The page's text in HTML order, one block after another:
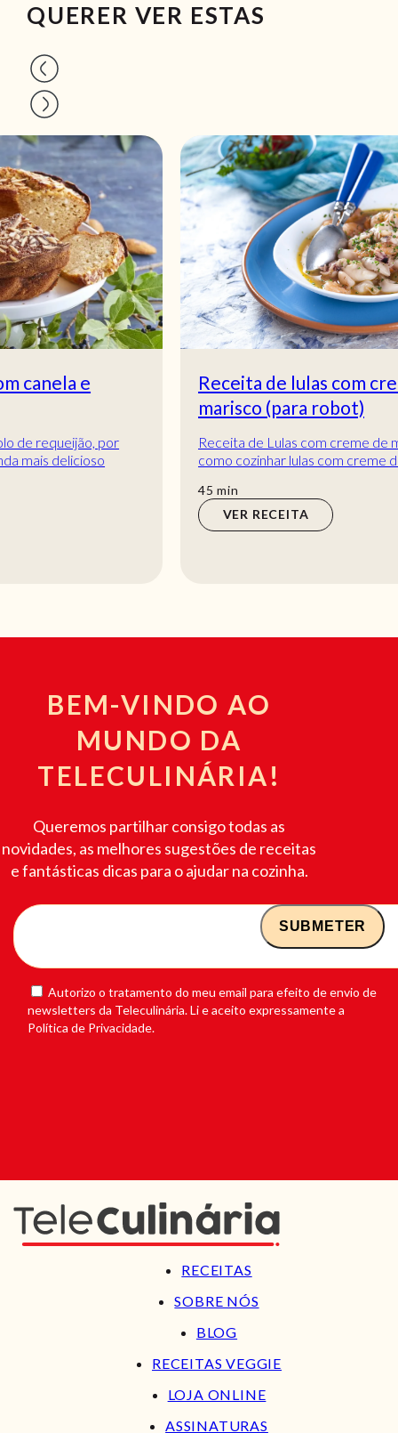
QUERER VER ESTAS
Receita de lulas com creme de
marisco (para robot)
Receita de Lulas com creme de marisco. Descubra
como cozinhar lulas com creme de marisco de
BEM-VINDO AO
MUNDO DA
TELECULINÁRIA!
Queremos partilhar consigo todas as
novidades, as melhores sugestões de receitas
e fantásticas dicas para o ajudar na cozinha.
Autorizo o tratamento do meu email para efeito de envio de
newsletters da Teleculinária. Li e aceito expressamente a
Política de Privacidade.
RECEITAS
SOBRE NÓS
BLOG
RECEITAS VEGGIE
LOJA ONLINE
ASSINATURAS